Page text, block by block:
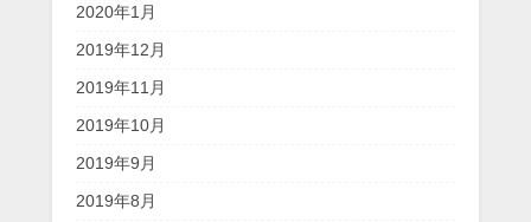
2020年1月
2019年12月
2019年11月
2019年10月
2019年9月
2019年8月